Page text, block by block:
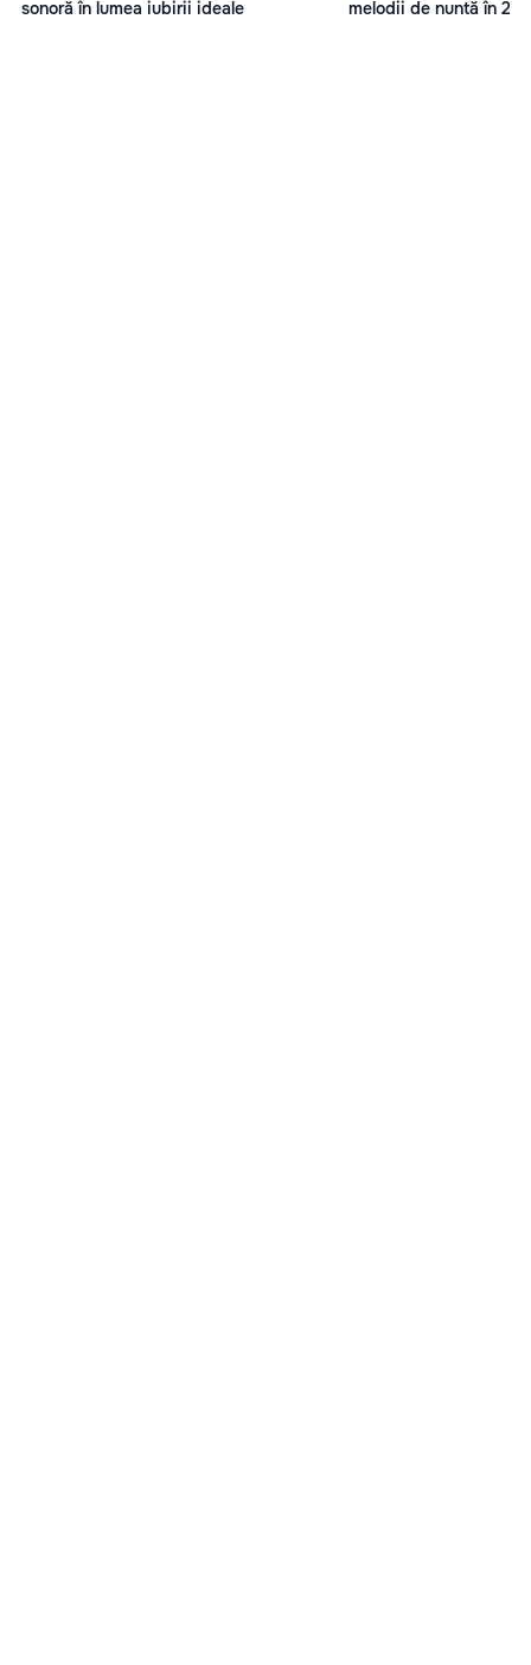
sonoră în lumea iubirii ideale
melodii de nuntă în